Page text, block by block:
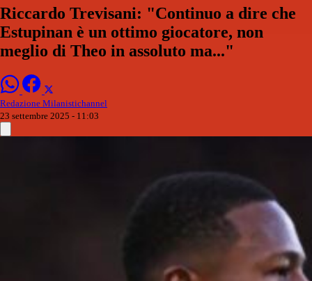
Riccardo Trevisani: "Continuo a dire che
Estupinan è un ottimo giocatore, non
meglio di Theo in assoluto ma..."
Redazione Milanistichannel
23 settembre 2025 - 11:03